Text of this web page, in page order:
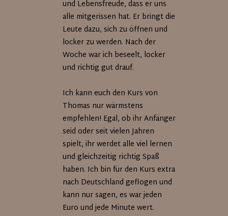
und Lebensfreude, dass er uns
alle mitgerissen hat. Er bringt die
Leute dazu, sich zu öffnen und
locker zu werden. Nach der
Woche war ich beseelt, locker
und richtig gut drauf.
Ich kann euch den Kurs von
Thomas nur wärmstens
empfehlen! Egal, ob ihr Anfänger
seid oder seit vielen Jahren
spielt, ihr werdet alle viel lernen
und gleichzeitig richtig Spaß
haben. Ich bin für den Kurs extra
nach Deutschland geflogen und
kann nur sagen, es war jeden
Euro und jede Minute wert.